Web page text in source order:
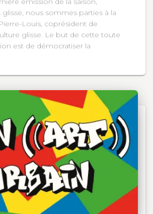
glisse, nous sommes parties à la
Louis, coprésident de
glisse. Le but de cette toute
est de démocratiser la